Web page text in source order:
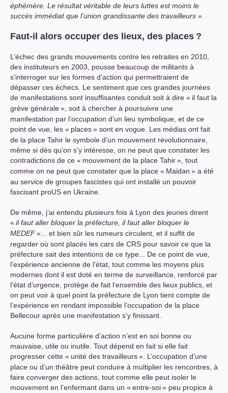
éphémère. Le résultat véritable de leurs luttes est moins le
succès immédiat que l’union grandissante des travailleurs
Faut-il alors occuper des lieux, des places ?
L’échec des grands mouvements contre les retraites en 2010,
des instituteurs en 2003, pousse beaucoup de militants à
s’interroger sur les formes d’action qui permettraient de
dépasser ces échecs. Le sentiment que ces grandes journées
de manifestations sont insuffisantes conduit soit à dire « il faut la
grève générale», soit à chercher à poursuivre une
manifestation par l’occupation d’un lieu symbolique, et de ce
point de vue, les « places» sont en vogue. Les médias ont fait
de la place Tahir le symbole d’un mouvement révolutionnaire,
même si dès qu’on s’y intéresse, on ne peut que constater les
contradictions de ce « mouvement de la place Tahir», tout
comme on ne peut que constater que la place « Maidan » a été
au service de groupes fascistes qui ont installé un pouvoir
fascisant proUS en Ukraine.
De même, j’ai entendu plusieurs fois à Lyon des jeunes dirent
« il faut aller bloquer la préfecture, il faut aller bloquer le
MEDEF»... et bien sûr les rumeurs circulent, et il suffit de
regarder où sont placés les cars de CRS pour savoir ce que la
préfecture sait des intentions de ce type... De ce point de vue,
l’expérience ancienne de l’état, tout comme les moyens plus
modernes dont il est doté en terme de surveillance, renforcé par
l’état d’urgence, protège de fait l’ensemble des lieux publics, et
on peut voir à quel point la préfecture de Lyon tient compte de
l’expérience en rendant impossible l’occupation de la place
Bellecour après une manifestation s’y finissant.
Aucune forme particulière d’action n’est en soi bonne ou
mauvaise, utile ou inutile. Tout dépend en fait si elle fait
progresser cette « unité des travailleurs». L’occupation d’une
place ou d’un théâtre peut conduire à multiplier les rencontres, à
faire converger des actions, tout comme elle peut isoler le
mouvement en l’enfermant dans un « entre-soi» peu propice à